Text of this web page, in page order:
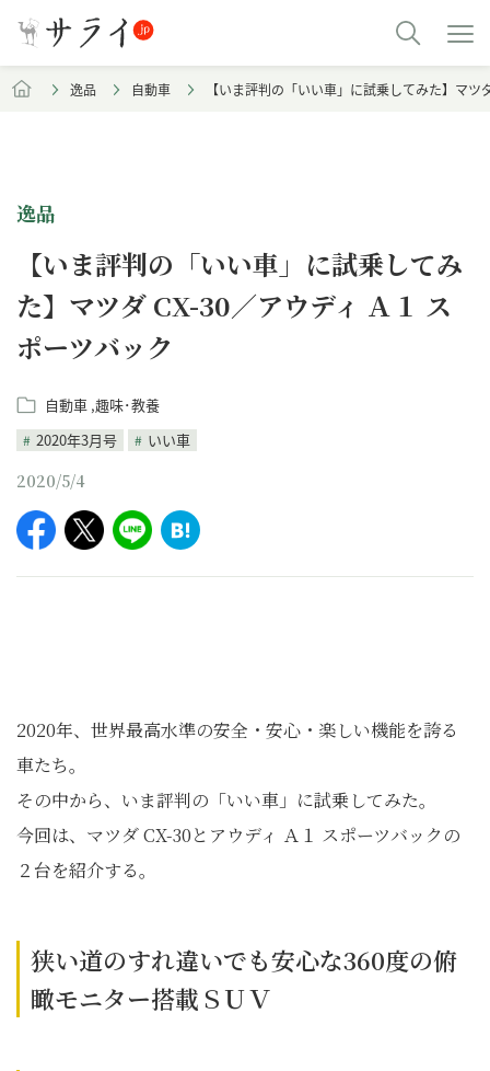
逸品 自動車 【いま評判の「いい車」に試乗してみた】マ
逸品
【いま評判の「いい車」に試乗してみ
た】マツダ CX-30／アウディ Ａ１ ス
ポーツバック
自動車 趣味･教養
2020年3月号
いい車
2020/5/4
2020年、世界最高水準の安全・安心・楽しい機能を誇る
車たち。
その中から、いま評判の「いい車」に試乗してみた。
今回は、マツダ CX-30とアウディ Ａ１ スポーツバックの
２台を紹介する。
狭い道のすれ違いでも安心な360度の俯
瞰モニター搭載ＳＵＶ